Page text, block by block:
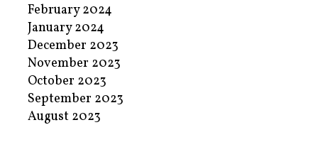
February 2024
January 2024
December 2023
November 2023
October 2023
September 2023
August 2023